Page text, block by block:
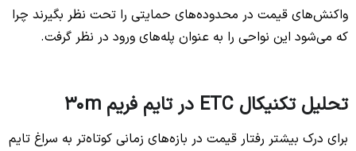
واکنش‌های قیمت در محدوده‌های حمایتی را تحت نظر بگیرند چرا
که می‌شود این نواحی را به عنوان پله‌های ورود در نظر گرفت.
تحلیل تکنیکال ETC در تایم فریم 30m
برای درک بیشتر رفتار قیمت در بازه‌های زمانی کوتاه‌تر به سراغ تایم